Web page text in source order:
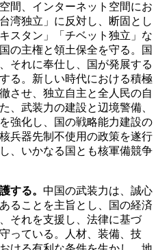
間、インターネット空間にお
湾独立」に反対し、断固とし
スタン」「チベット独立」な
の主権と領土保全を守る。国
それに奉仕し、国が発展する
る。新しい時代における積極
させ、独立自主と全人民の自
、武装力の建設と辺境警備、
強化し、国の戦略能力建設の
兵器先制不使用の政策を遂行
、いかなる国とも核軍備競争
する。 中国の武装力は、誠心
ることを主旨とし、国の経済
それを支援し、法律に基づ
っている。人材、装備、技